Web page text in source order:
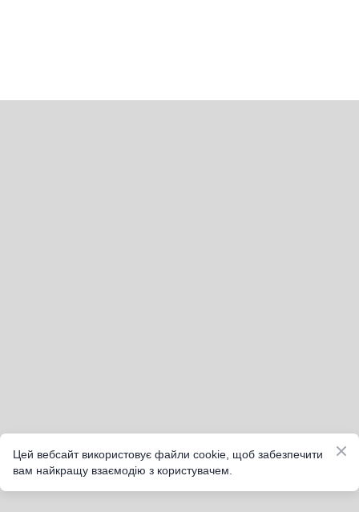
Цей вебсайт використовує файли cookie, щоб забезпечити
вам найкращу взаємодію з користувачем.